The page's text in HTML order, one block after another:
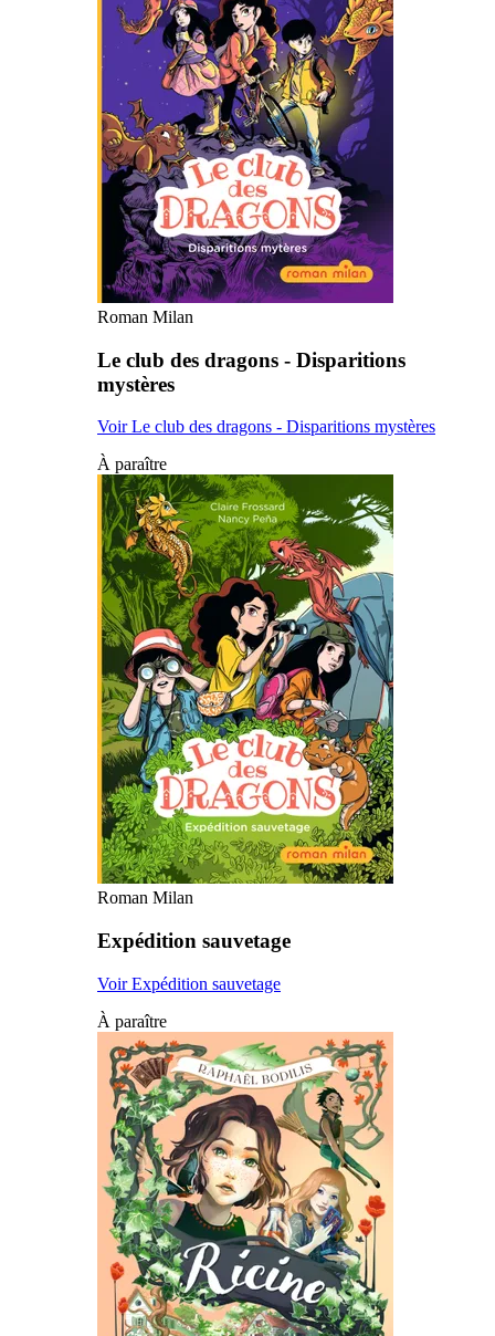
Roman Milan
Le club des dragons - Disparitions
mystères
Voir Le club des dragons - Disparitions mystères
À paraître
Roman Milan
Expédition sauvetage
Voir Expédition sauvetage
À paraître